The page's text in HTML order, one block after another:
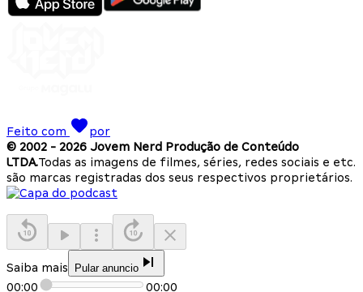
Feito com
por
© 2002 - 2026 Jovem Nerd Produção de Conteúdo
LTDA.Todas as imagens de filmes, séries, redes sociais e etc.
são marcas registradas dos seus respectivos proprietários.
Saiba mais Pular anuncio
00:00 00:00